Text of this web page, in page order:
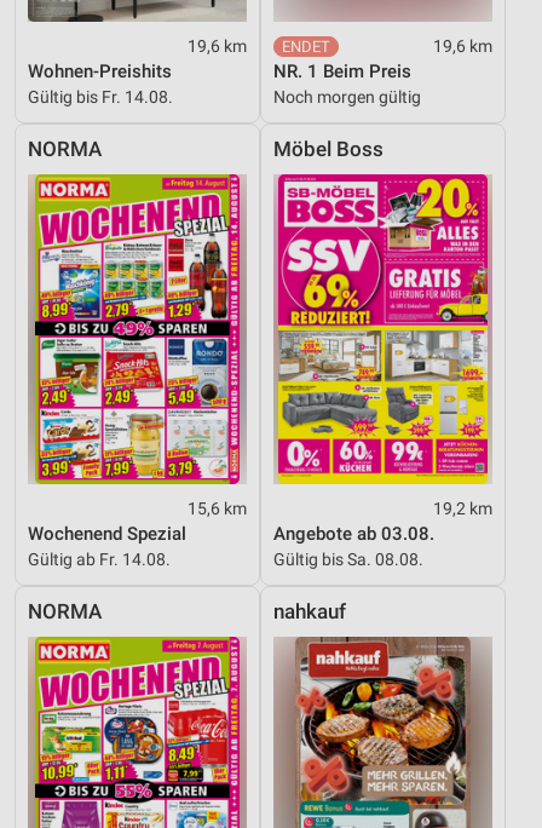
19,6 km
Wohnen-Preishits
Gültig bis Fr. 14.08.
19,6 km
NR. 1 Beim Preis
Noch morgen gültig
NORMA
15,6 km
Wochenend Spezial
Gültig ab Fr. 14.08.
Möbel Boss
19,2 km
Angebote ab 03.08.
Gültig bis Sa. 08.08.
NORMA nahkauf
Werbung